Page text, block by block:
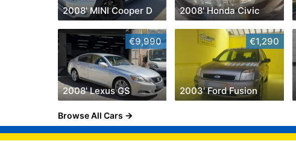
2008' MINI Cooper D 2008' Honda Civic
€9,990
2008' Lexus GS
€1,290
2003' Ford Fusion
Browse All Cars